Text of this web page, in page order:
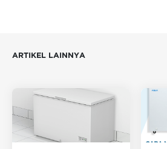
ARTIKEL LAINNYA